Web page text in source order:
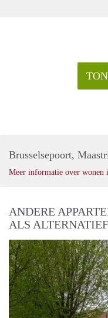
Brusselsepoort,
Meer informatie over wonen
ANDERE
ALS